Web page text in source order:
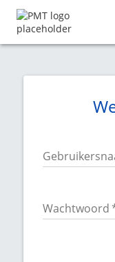
Wachtwoord